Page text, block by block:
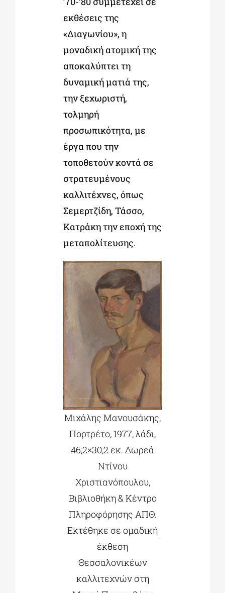
εκθέσεις της
«Διαγωνίου», η
μοναδική ατομική της
αποκαλύπτει τη
δυναμική ματιά της,
την ξεχωριστή,
τολμηρή
προσωπικότητα, με
έργα που την
τοποθετούν κοντά σε
στρατευμένους
καλλιτέχνες, όπως
Σεμερτζίδη, Τάσσο,
Κατράκη την εποχή της
μεταπολίτευσης.
Μιχάλης Μανουσάκης,
Πορτρέτο, 1977, λάδι,
46,2×30,2 εκ. Δωρεά
Ντίνου
Χριστιανόπουλου,
Βιβλιοθήκη & Κέντρο
Πληροφόρησης ΑΠΘ.
Εκτέθηκε σε ομαδική
έκθεση
Θεσσαλονικέων
καλλιτεχνών στη